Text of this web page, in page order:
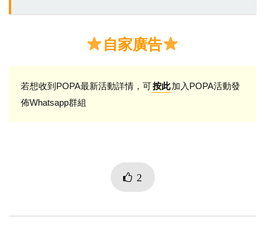
自家廣告
若想收到POPA最新活動詳情，可按此加入POPA活動發
佈Whatsapp群組
2